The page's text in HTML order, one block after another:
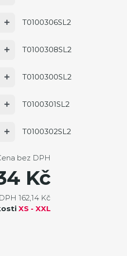
T0100306SL2
T0100308SL2
T0100300SL2
T0100301SL2
T0100302SL2
bez DPH
Kč
162,14 Kč
XS - XXL